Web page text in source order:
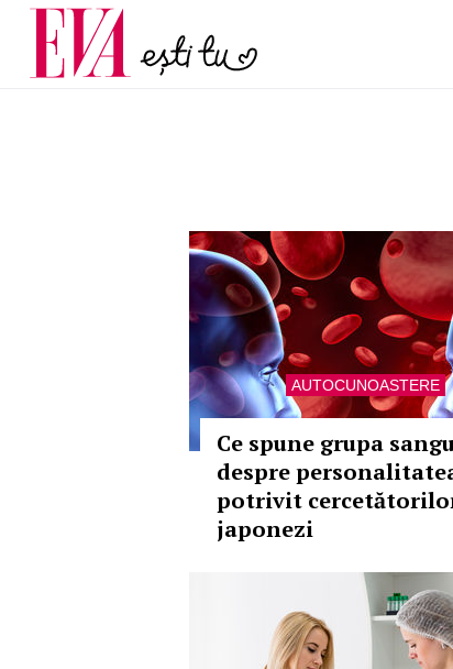
AUTOCUNOASTERE
Ce spune grupa
despre
potrivit
japonezi
Carieră
Actualitate
pe măsură ce